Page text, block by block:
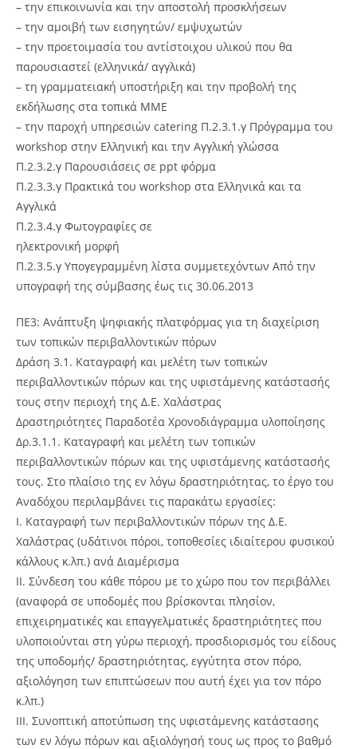
– την επικοινωνία και την αποστολή προσκλήσεων
– την αμοιβή των εισηγητών/ εμψυχωτών
– την προετοιμασία του αντίστοιχου υλικού που θα
παρουσιαστεί (ελληνικά/ αγγλικά)
– τη γραμματειακή υποστήριξη και την προβολή της
εκδήλωσης στα τοπικά ΜΜΕ
– την παροχή υπηρεσιών catering Π.2.3.1.γ Πρόγραμμα του
workshop στην Ελληνική και την Αγγλική γλώσσα
Π.2.3.2.γ Παρουσιάσεις σε ppt φόρμα
Π.2.3.3.γ Πρακτικά του workshop στα Ελληνικά και τα
Αγγλικά
Π.2.3.4.γ Φωτογραφίες σε
ηλεκτρονική μορφή
Π.2.3.5.γ Υπογεγραμμένη λίστα συμμετεχόντων Από την
υπογραφή της σύμβασης έως τις 30.06.2013
ΠΕ3: Ανάπτυξη ψηφιακής πλατφόρμας για τη διαχείριση
των τοπικών περιβαλλοντικών πόρων
Δράση 3.1. Καταγραφή και μελέτη των τοπικών
περιβαλλοντικών πόρων και της υφιστάμενης κατάστασής
τους στην περιοχή της Δ.Ε. Χαλάστρας
Δραστηριότητες Παραδοτέα Χρονοδιάγραμμα υλοποίησης
Δρ.3.1.1. Καταγραφή και μελέτη των τοπικών
περιβαλλοντικών πόρων και της υφιστάμενης κατάστασής
τους. Στο πλαίσιο της εν λόγω δραστηριότητας, το έργο του
Αναδόχου περιλαμβάνει τις παρακάτω εργασίες:
I. Καταγραφή των περιβαλλοντικών πόρων της Δ.Ε.
Χαλάστρας (υδάτινοι πόροι, τοποθεσίες ιδιαίτερου φυσικού
κάλλους κ.λπ.) ανά Διαμέρισμα
II. Σύνδεση του κάθε πόρου με το χώρο που τον περιβάλλει
(αναφορά σε υποδομές που βρίσκονται πλησίον,
επιχειρηματικές και επαγγελματικές δραστηριότητες που
υλοποιούνται στη γύρω περιοχή, προσδιορισμός του είδους
της υποδομής/ δραστηριότητας, εγγύτητα στον πόρο,
αξιολόγηση των επιπτώσεων που αυτή έχει για τον πόρο
κ.λπ.)
III. Συνοπτική αποτύπωση της υφιστάμενης κατάστασης
των εν λόγω πόρων και αξιολόγησή τους ως προς το βαθμό